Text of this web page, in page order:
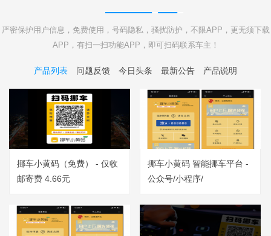
严密保护用户信息，免费使用，号码隐私，骚扰防护，不限APP，更无须下载
APP，有扫一扫功能APP，即可扫码联系车主！
产品列表 问题反馈 今日头条 最新公告 产品说明
挪车小黄码（免费） - 仅收
邮寄费 4.66元
挪车小黄码 智能挪车平台 -
公众号/小程序/